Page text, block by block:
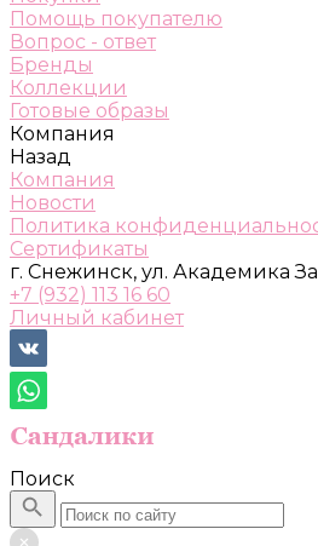
Помощь покупателю
Вопрос - ответ
Бренды
Коллекции
Готовые образы
Компания
Назад
Компания
Новости
Политика
Сертификаты
г. Снежинск, ул. Академика
+7 (932) 113 16 60
Личный кабинет
Поиск